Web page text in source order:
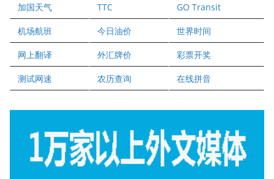
健健宝公司
二十一世纪美联地产公司
全球趋势移民留学
盛达资本
正点印艺设计
加国天气 TTC GO Transit
机场航班 今日油价 世界时间
网上翻译 外汇牌价 彩票开奖
测试网速 农历查询 在线拼音